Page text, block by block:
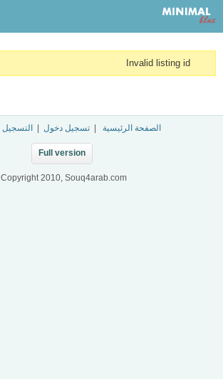
Invalid listing id
الصفحة الرئيسية تسجيل دخول التسجيل
Full version
Copyright 2010, Souq4arab.com